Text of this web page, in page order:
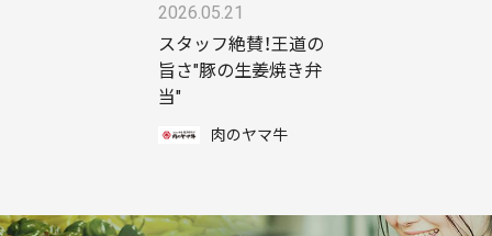
2026.05.21
スタッフ絶賛！王道の
旨さ"豚の生姜焼き弁
当"
肉のヤマ牛